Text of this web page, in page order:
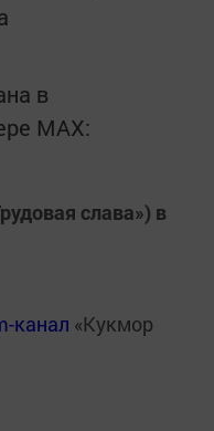
в
MАХ:
слава») в
канал «Кукмор